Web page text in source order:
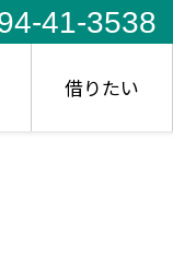
41-3538
借りたい